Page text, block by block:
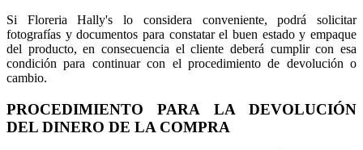
Si Floreria Hally's lo considera conveniente, podrá solicitar
fotografías y documentos para constatar el buen estado y empaque
del producto, en consecuencia el cliente deberá cumplir con esa
condición para continuar con el procedimiento de devolución o
cambio.
PROCEDIMIENTO PARA LA DEVOLUCIÓN
DEL DINERO DE LA COMPRA